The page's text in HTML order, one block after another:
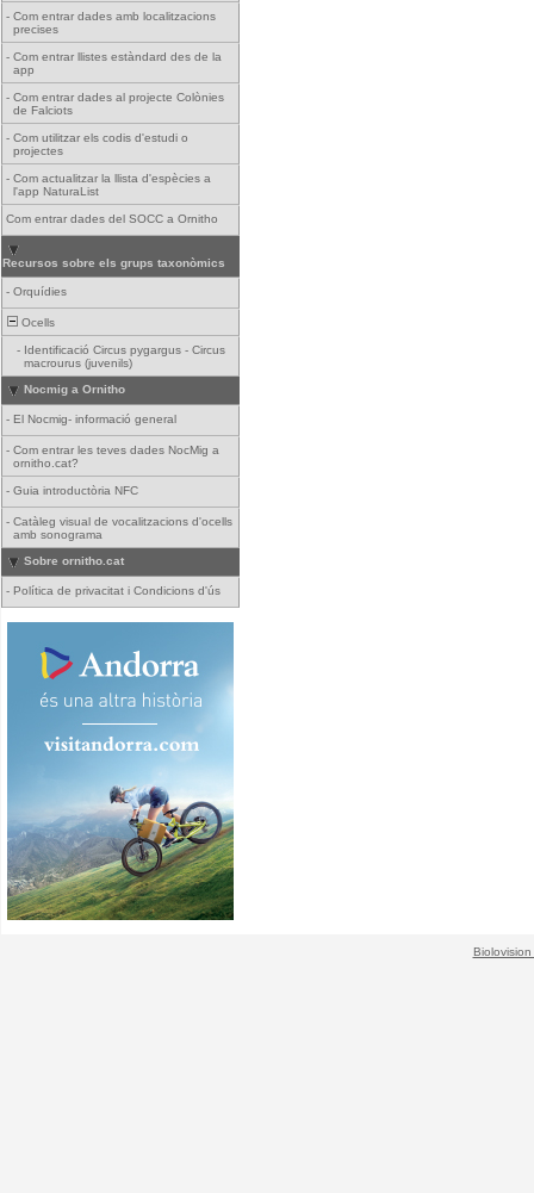
- Com entrar dades amb localitzacions
precises
- Com entrar llistes estàndard des de la
app
- Com entrar dades al projecte Colònies
de Falciots
- Com utilitzar els codis d'estudi o
projectes
- Com actualitzar la llista d'espècies a
l'app NaturaList
Com entrar dades del SOCC a Ornitho
Recursos sobre els grups taxonòmics
- Orquídies
Ocells
- Identificació Circus pygargus - Circus
macrourus (juvenils)
Nocmig a Ornitho
- El Nocmig- informació general
- Com entrar les teves dades NocMig a
ornitho.cat?
- Guia introductòria NFC
- Catàleg visual de vocalitzacions d'ocells
amb sonograma
Sobre ornitho.cat
- Política de privacitat i Condicions d'ús
Biolovision